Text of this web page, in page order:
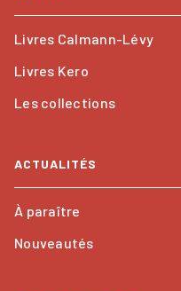
Livres Calmann-Lévy
Livres Kero
Les collections
ACTUALITÉS
À paraître
Nouveautés